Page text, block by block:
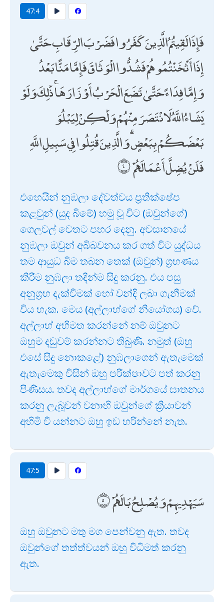
47:4
فَإِذَا لَقِيتُمُ الَّذِينَ كَفَرُوا فَضَرْبَ الرِّقَابِ حَتَّىٰ
إِذَا أَثْخَنْتُمُوهُمْ فَشُدُّوا الْوَثَاقَ فَإِمَّا مَنًّا بَعْدُ
وَإِمَّا فِدَاءً حَتَّىٰ تَضَعَ الْحَرْبُ أَوْزَارَهَا ۚ ذَٰلِكَ وَلَوْ
يَشَاءُ اللَّهُ لَانْتَصَرَ مِنْهُمْ وَلَٰكِنْ لِيَبْلُوَ
بَعْضَكُمْ بِبَعْضٍ ۗ وَالَّذِينَ قُتِلُوا فِي سَبِيلِ اللَّهِ
فَلَنْ يُضِلَّ أَعْمَالَهُمْ
එහෙයින් නුඹලා දේවත්වය ප්‍රතික්ෂේප
කළවුන් (යුද බිමේ) හමු වූ විට (ඔවුන්ගේ)
ගෙලවල් වෙතට පහර දෙනු. අවසානයේ
නුඹලා ඔවුන් අබිබවනය කර ගත් විට යුද්ධය
තම ආයුධ බිම තබන තෙක් (ඔවුන්) ග්‍රහණය
කිරීම නුඹලා තදින්ම සිදු කරනු. එය පසු
අනුග්‍රහ දැක්වීමක් හෝ වන්දි ලබා ගැනීමක්
විය හැක. මෙය (අල්ලාහ්ගේ නියෝගය) වේ.
අල්ලාහ් අභිමත කරන්නේ නම් ඔවුනට
ඔහුම දඬුවම් කරන්නට තිබුණි. නමුත් (ඔහු
එසේ සිදු නොකළේ) නුඹලාගෙන් ඇතැමෙක්
ඇතැමෙකු විසින් ඔහු පරීක්ෂාවට පත් කරනු
පිණිසය. තවද අල්ලාහ්ගේ මාර්ගයේ ඝාතනය
කරනු ලැබූවන් වනාහි ඔවුන්ගේ ක්‍රියාවන්
අහිමි වී යන්නට ඔහු ඉඩ හරින්නේ නැත.
47:5
سَيَهْدِيهِمْ وَيُصْلِحُ بَالَهُمْ
ඔහු ඔවුනට මතු මග පෙන්වනු ඇත. තවද
ඔවුන්ගේ තත්ත්වයන් ඔහු විධිමත් කරනු
ඇත.